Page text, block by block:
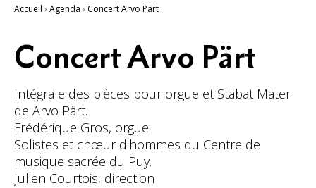
Accueil › Agenda › Concert Arvo Pärt
Concert Arvo Pärt
Intégrale des pièces pour orgue et Stabat Mater
de Arvo Pärt.
Frédérique Gros, orgue.
Solistes et chœur d'hommes du Centre de
musique sacrée du Puy.
Julien Courtois, direction